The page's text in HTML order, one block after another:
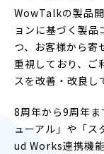
WowTalkの製品
ョンに基づく製
つ、お客様から寄
重視しており、ご
スを改善・改良し
8周年から9周年
ューアル」や「
ud Works連携機